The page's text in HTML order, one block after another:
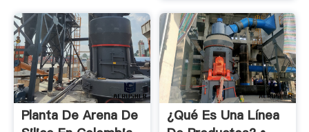
Planta De Arena De
¿Qué Es Una Línea